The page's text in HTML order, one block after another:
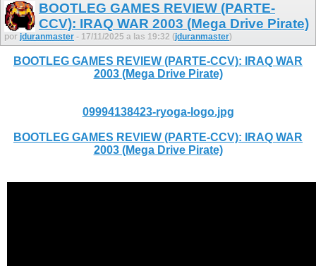
BOOTLEG GAMES REVIEW (PARTE-
CCV): IRAQ WAR 2003 (Mega Drive Pirate)
por jduranmaster - 17/11/2025 a las 19:32 (jduranmaster)
BOOTLEG GAMES REVIEW (PARTE-CCV): IRAQ WAR
2003 (Mega Drive Pirate)
09994138423-ryoga-logo.jpg
BOOTLEG GAMES REVIEW (PARTE-CCV): IRAQ WAR
2003 (Mega Drive Pirate)